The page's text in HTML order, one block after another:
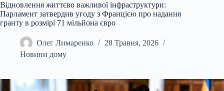
Відновлення життєво важливої інфраструктури:
Парламент затвердив угоду з Францією про надання
гранту в розмірі 71 мільйона євро
Олег Лимаренко
28 Травня, 2026
Новини дому